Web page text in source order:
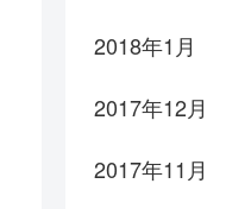
2018年1月
2017年12月
2017年11月